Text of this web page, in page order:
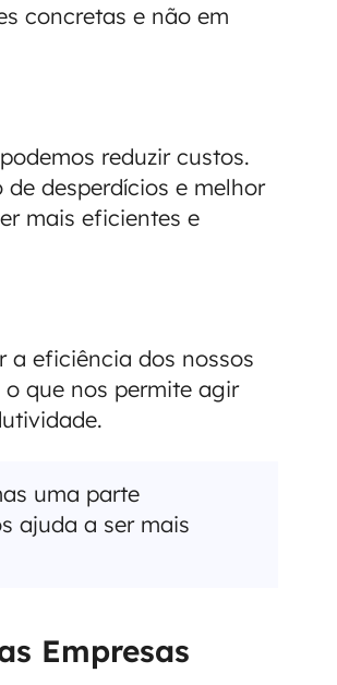
concretas e não em
reduzir custos.
desperdícios e melhor
mais eficientes e
a eficiência dos nossos
que nos permite agir
uma parte
ajuda a ser mais
Empresas